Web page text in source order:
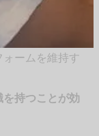
ームを維持す
持つことが効